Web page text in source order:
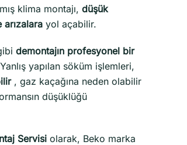
klima montajı, düşük
yol açabilir.
demontajın profesyonel bir
yapılan söküm işlemleri,
, gaz kaçağına neden olabilir
düşüklüğü
Servisi olarak, Beko marka